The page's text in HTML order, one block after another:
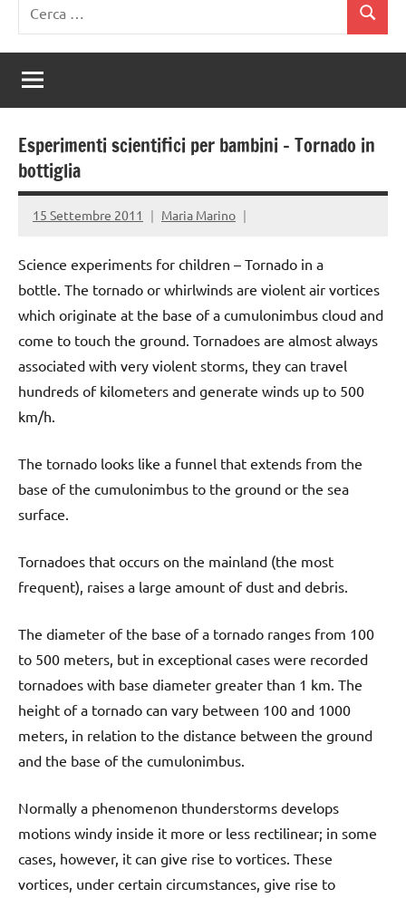
per:
Cerca
Esperimenti scientifici per bambini – Tornado in
bottiglia
15 Settembre 2011 Maria Marino
Science experiments for children – Tornado in a
bottle. The tornado or whirlwinds are violent air vortices
which originate at the base of a cumulonimbus cloud and
come to touch the ground. Tornadoes are almost always
associated with very violent storms, they can travel
hundreds of kilometers and generate winds up to 500
km/h.
The tornado looks like a funnel that extends from the
base of the cumulonimbus to the ground or the sea
surface.
Tornadoes that occurs on the mainland (the most
frequent), raises a large amount of dust and debris.
The diameter of the base of a tornado ranges from 100
to 500 meters, but in exceptional cases were recorded
tornadoes with base diameter greater than 1 km. The
height of a tornado can vary between 100 and 1000
meters, in relation to the distance between the ground
and the base of the cumulonimbus.
Normally a phenomenon thunderstorms develops
motions windy inside it more or less rectilinear; in some
cases, however, it can give rise to vortices. These
vortices, under certain circumstances, give rise to